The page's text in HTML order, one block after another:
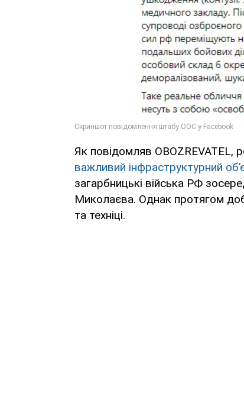
Як повідомляв OBOZREVATEL,
важливий інфраструктурний
загарбницькі війська РФ
Миколаєва. Однак протягом
та техніці.